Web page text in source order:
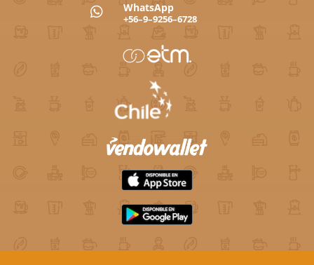
 WhatsApp
+56–9–9256–6728